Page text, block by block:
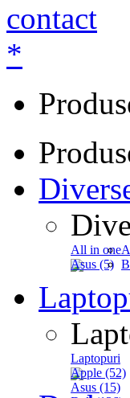
contact
*
All in one
Asus (5)
Laptopuri
Apple (52)
Asus (15)